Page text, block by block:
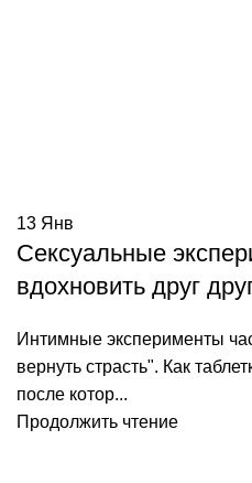
13 Янв
Сексуальные
вдохновить друг
Интимные эксперименты
вернуть страсть". Как
после котор...
Продолжить чтение